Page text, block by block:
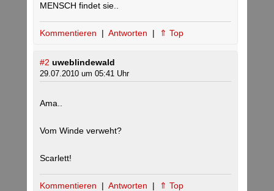
MENSCH findet sie..
Kommentieren | Antworten | ⇑ Top
#2 uweblindewald
29.07.2010 um 05:41 Uhr
Ama..
Vom Winde verweht?
Scarlett!
Kommentieren | Antworten | ⇑ Top